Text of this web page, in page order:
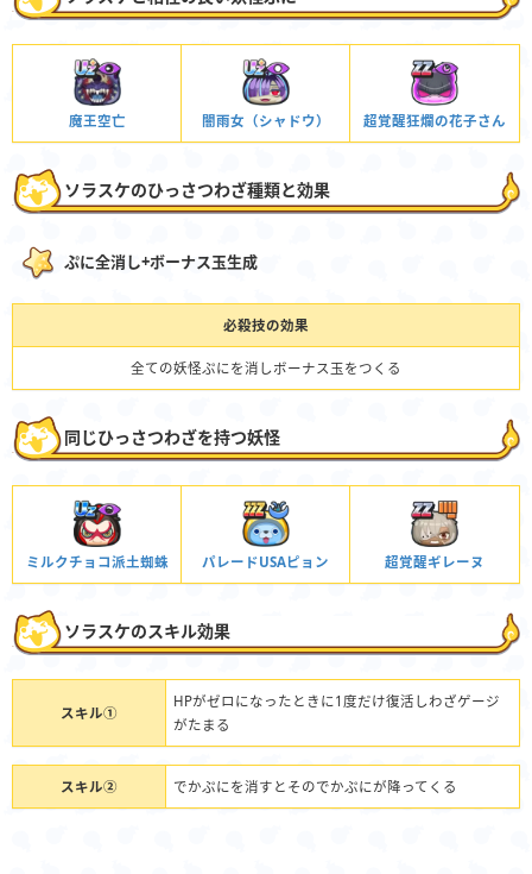
魔王空亡 闇雨女（シャドウ） 超覚醒狂爛の花子さん
ソラスケのひっさつわざ種類と効果
ぷに全消し+ボーナス玉生成
必殺技の効果
全ての妖怪ぷにを消しボーナス玉をつくる
同じひっさつわざを持つ妖怪
ミルクチョコ派土蜘蛛 パレードUSAピョン 超覚醒ギレーヌ
ソラスケのスキル効果
スキル①
HPがゼロになったときに1度だけ復活しわざゲージ
がたまる
スキル② でかぷにを消すとそのでかぷにが降ってくる